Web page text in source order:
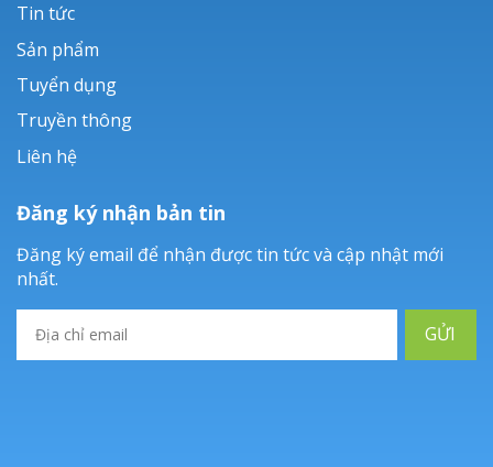
Tin tức
Sản phẩm
Tuyển dụng
Truyền thông
Liên hệ
Đăng ký nhận bản tin
Đăng ký email để nhận được tin tức và cập nhật mới
nhất.
GỬI